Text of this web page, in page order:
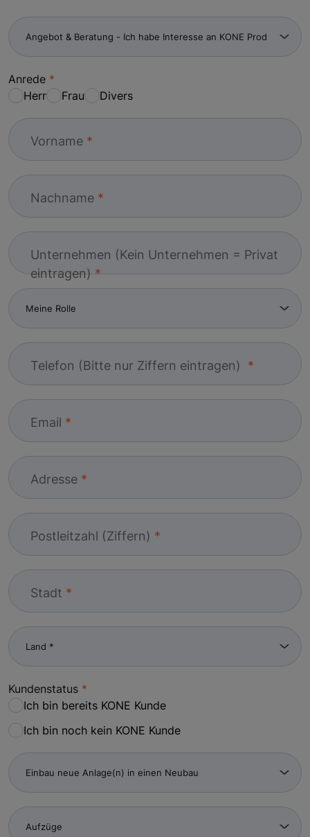
Anrede
Herr
Frau Divers
Vorname
Nachname
Unternehmen (Kein Unternehmen = Privat
eintragen)
Telefon (Bitte nur Ziffern eintragen)
Email
Adresse
Postleitzahl (Ziffern)
Stadt
Kundenstatus
Ich bin bereits KONE Kunde
Ich bin noch kein KONE Kunde